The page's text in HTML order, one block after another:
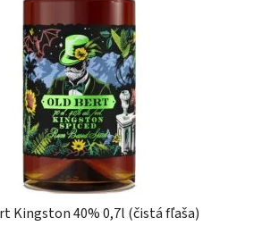
Kingston 40% 0,7l (čistá fľaša)